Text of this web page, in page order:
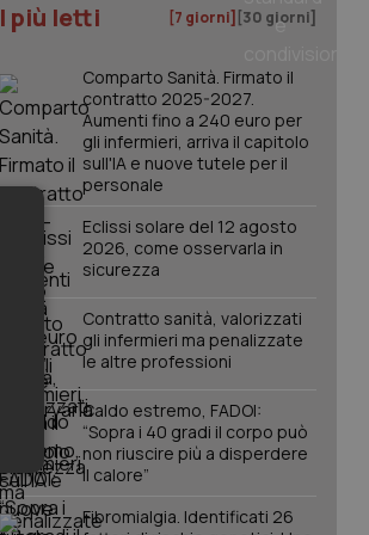
I più letti [7 giorni] [30 giorni]
Comparto Sanità. Firmato il
contratto 2025-2027.
Aumenti fino a 240 euro per
gli infermieri, arriva il capitolo
sull'IA e nuove tutele per il
personale
Eclissi solare del 12 agosto
2026, come osservarla in
sicurezza
Contratto sanità, valorizzati
gli infermieri ma penalizzate
le altre professioni
Caldo estremo, FADOI:
“Sopra i 40 gradi il corpo può
non riuscire più a disperdere
il calore”
Fibromialgia. Identificati 26